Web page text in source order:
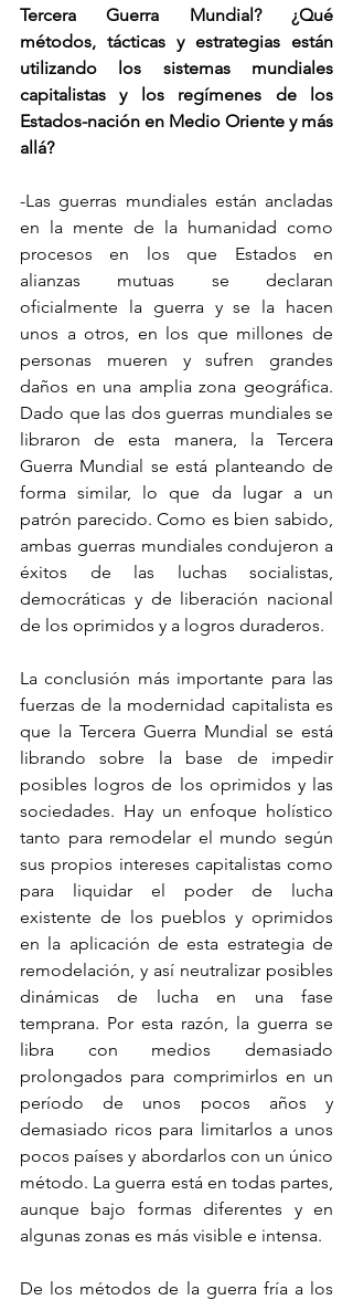
Tercera Guerra Mundial? ¿Qué
métodos, tácticas y estrategias están
utilizando los sistemas mundiales
capitalistas y los regímenes de los
Estados-nación en Medio Oriente y más
allá?
-Las guerras mundiales están ancladas
en la mente de la humanidad como
procesos en los que Estados en
alianzas mutuas se declaran
oficialmente la guerra y se la hacen
unos a otros, en los que millones de
personas mueren y sufren grandes
daños en una amplia zona geográfica.
Dado que las dos guerras mundiales se
libraron de esta manera, la Tercera
Guerra Mundial se está planteando de
forma similar, lo que da lugar a un
patrón parecido. Como es bien sabido,
ambas guerras mundiales condujeron a
éxitos de las luchas socialistas,
democráticas y de liberación nacional
de los oprimidos y a logros duraderos.
La conclusión más importante para las
fuerzas de la modernidad capitalista es
que la Tercera Guerra Mundial se está
librando sobre la base de impedir
posibles logros de los oprimidos y las
sociedades. Hay un enfoque holístico
tanto para remodelar el mundo según
sus propios intereses capitalistas como
para liquidar el poder de lucha
existente de los pueblos y oprimidos
en la aplicación de esta estrategia de
remodelación, y así neutralizar posibles
dinámicas de lucha en una fase
temprana. Por esta razón, la guerra se
libra con medios demasiado
prolongados para comprimirlos en un
período de unos pocos años y
demasiado ricos para limitarlos a unos
pocos países y abordarlos con un único
método. La guerra está en todas partes,
aunque bajo formas diferentes y en
algunas zonas es más visible e intensa.
De los métodos de la guerra fría a los